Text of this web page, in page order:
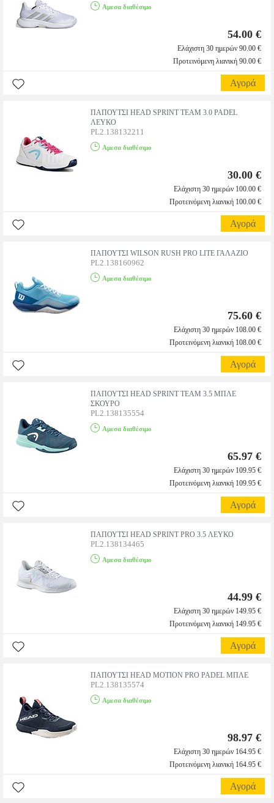
Αμεσα διαθέσιμο
54.00 €
Ελάχιστη 30 ημερών 90.00 €
Προτεινόμενη λιανική 90.00 €
Αγορά
ΠΑΠΟΥΤΣΙ HEAD SPRINT ΤΕΑΜ 3.0 PADEL
ΛΕΥΚΟ
PL2.138132211
Αμεσα διαθέσιμο
30.00 €
Ελάχιστη 30 ημερών 100.00 €
Προτεινόμενη λιανική 100.00 €
Αγορά
ΠΑΠΟΥΤΣΙ WILSON RUSH PRO LITE ΓΑΛΑΖΙΟ
PL2.138160962
Αμεσα διαθέσιμο
75.60 €
Ελάχιστη 30 ημερών 108.00 €
Προτεινόμενη λιανική 108.00 €
Αγορά
ΠΑΠΟΥΤΣΙ HEAD SPRINT TEAM 3.5 ΜΠΛΕ
ΣΚΟΥΡΟ
PL2.138135554
Αμεσα διαθέσιμο
65.97 €
Ελάχιστη 30 ημερών 109.95 €
Προτεινόμενη λιανική 109.95 €
Αγορά
ΠΑΠΟΥΤΣΙ HEAD SPRINT PRO 3.5 ΛΕΥΚΟ
PL2.138134465
Αμεσα διαθέσιμο
44.99 €
Ελάχιστη 30 ημερών 149.95 €
Προτεινόμενη λιανική 149.95 €
Αγορά
ΠΑΠΟΥΤΣΙ HEAD MOTION PRO PADEL ΜΠΛΕ
PL2.138135574
Αμεσα διαθέσιμο
98.97 €
Ελάχιστη 30 ημερών 164.95 €
Προτεινόμενη λιανική 164.95 €
Αγορά